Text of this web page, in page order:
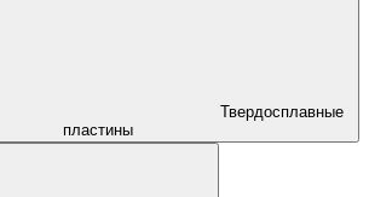
Твердосплавные
пластины